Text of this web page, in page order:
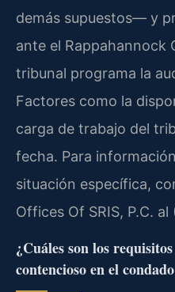
demás supuestos— y
ante el Rappahannock
tribunal programa la
Factores como la
carga de trabajo del
fecha. Para
situación específica,
Offices Of SRIS, P.C.
¿Cuáles son los
contencioso en el